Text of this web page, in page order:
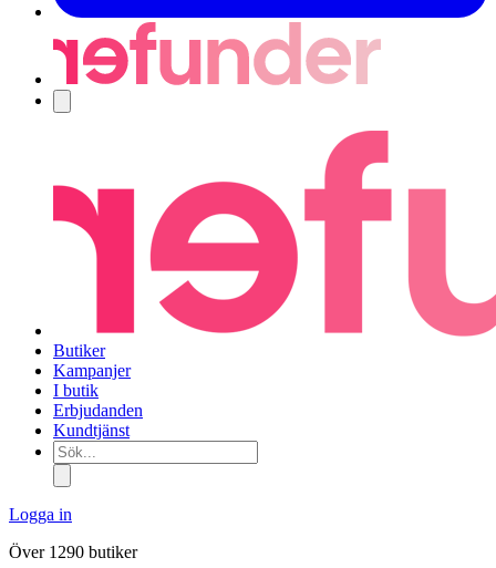
Butiker
Kampanjer
I butik
Erbjudanden
Kundtjänst
Sök...
Logga in
Över 1290 butiker